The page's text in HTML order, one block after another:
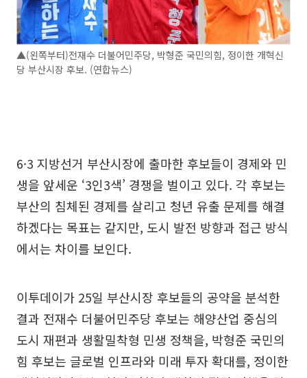
▲(왼쪽부터)전재수 더불어민주당, 박형준 국민의힘, 정이한 개혁신
당 부산시장 후보. (연합뉴스)
6·3 지방선거 부산시장에 출마한 후보들이 경제와 민
생을 앞세운 ‘3인3색’ 경쟁을 벌이고 있다. 각 후보는
부산의 침체된 경제를 살리고 청년 유출 문제를 해결
하겠다는 목표는 같지만, 도시 발전 방향과 접근 방식
에서는 차이를 보인다.
이투데이가 25일 부산시장 후보들의 공약을 분석한
결과 전재수 더불어민주당 후보는 해양산업 중심의
도시 재편과 생활밀착형 민생 정책을, 박형준 국민의
힘 후보는 글로벌 인프라와 미래 투자 확대를, 정이한